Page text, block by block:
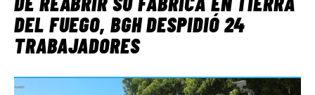
DEL FUEGO, BGH DESPIDIÓ 24
TRABAJADORES